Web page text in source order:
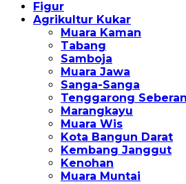
Figur
Agrikultur Kukar
Muara Kaman
Tabang
Samboja
Muara Jawa
Sanga-Sanga
Tenggarong
Marangkayu
Muara Wis
Kota Bangun Darat
Kembang Janggut
Kenohan
Muara Muntai